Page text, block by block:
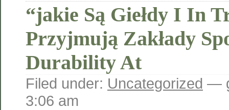
“jakie Są Giełdy I In
Przyjmują Zakłady
Durability At
Filed under: Uncategorized —
3:06 am